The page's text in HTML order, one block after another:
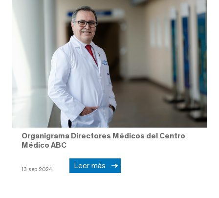
Organigrama Directores Médicos del Centro
Médico ABC
13 sep 2024 Leer más